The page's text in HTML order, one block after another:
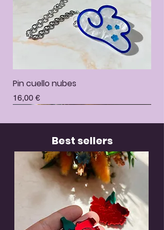
Pin cuello nubes
Precio
16,00 €
Best sellers